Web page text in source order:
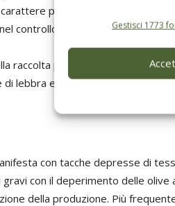
Gestisci 1773
preventivo e va
controllo di occhio di pavone e
raccolta possono essere attaccati
di lebbra e Camarosporium
con tacche depresse di
gravi con il deperimento delle
della produzione. Più